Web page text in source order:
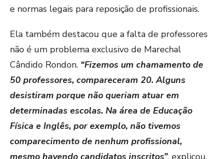
e normas legais para reposição de profissionais.
Ela também destacou que a falta de professores
não é um problema exclusivo de Marechal
Cândido Rondon. “Fizemos um chamamento de
50 professores, compareceram 20. Alguns
desistiram porque não queriam atuar em
determinadas escolas. Na área de Educação
Física e Inglês, por exemplo, não tivemos
comparecimento de nenhum profissional,
mesmo havendo candidatos inscritos”, explicou.